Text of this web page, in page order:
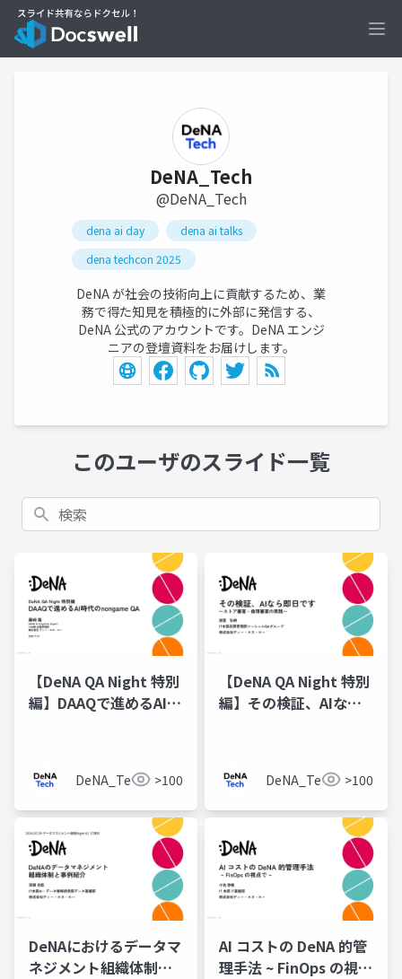
DeNA_Tech
@DeNA_Tech
dena ai day
dena ai talks
dena techcon 2025
DeNA が社会の技術向上に貢献するため、業
務で得た知見を積極的に外部に発信する、
DeNA 公式のアカウントです。DeNA エンジ
ニアの登壇資料をお届けします。
このユーザのスライド一覧
検索
【DeNA QA Night 特別
編】DAAQで進めるAI時
DeNA_Tech >100
【DeNA QA Night 特別
編】その検証、AIなら
DeNA_Tech >100
DeNAにおけるデータマ
ネジメント組織体制と
AI コストの DeNA 的管
理手法 ~ FinOps の視点